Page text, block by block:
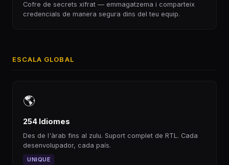
Cofre de secrets xifrat — emmagatzema i comparteix
credencials de manera segura dins del teu equip.
ESCALA GLOBAL
🌎
254 Idiomes
Des de l'àrab fins al zulu. Suport complet de RTL. Cada
desenvolupador, cada país.
UNIQUE